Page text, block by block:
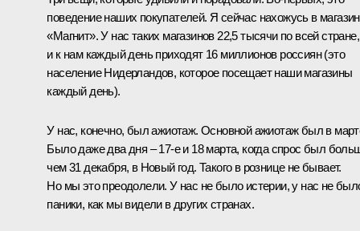
поведение наших покупателей. Я сейчас нахожусь в
«Магнит». У нас таких магазинов 22,5 тысячи по всей стране,
и к нам каждый день приходят 16 миллионов россиян (это
население Нидерландов, которое посещает наши магазины
каждый день).
У нас, конечно, был ажиотаж. Основной ажиотаж был в
Было даже два дня – 17-е и 18 марта, когда спрос был
чем 31 декабря, в Новый год. Такого в рознице не бывает.
Но мы это преодолели. У нас не было истерии, у нас не
паники, как мы видели в других странах.